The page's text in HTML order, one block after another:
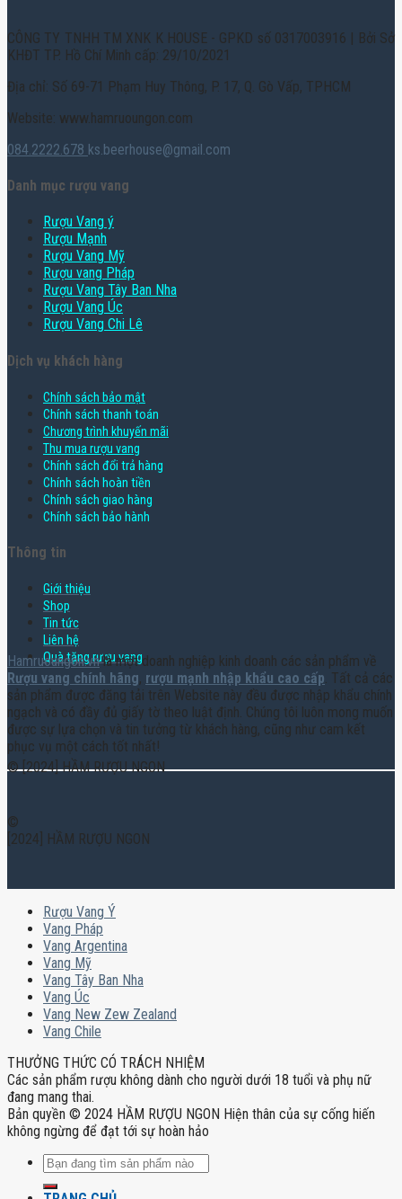
CÔNG TY TNHH TM XNK K HOUSE - GPKD số 0317003916 | Bởi Sở
KHĐT TP. Hồ Chí Minh cấp: 29/10/2021
Địa chỉ: Số 69-71 Phạm Huy Thông, P. 17, Q. Gò Vấp, TPHCM
Website: www.hamruoungon.com
084.2222.678 ks.beerhouse@gmail.com
Danh mục rượu vang
Rượu Vang ý
Rượu Mạnh
Rượu Vang Mỹ
Rượu vang Pháp
Rượu Vang Tây Ban Nha
Rượu Vang Úc
Rượu Vang Chi Lê
Dịch vụ khách hàng
Chính sách bảo mật
Chính sách thanh toán
Chương trình khuyến mãi
Thu mua rượu vang
Chính sách đổi trả hàng
Chính sách hoàn tiền
Chính sách giao hàng
Chính sách bảo hành
Thông tin
Giới thiệu
Shop
Tin tức
Liên hệ
Quà tặng rượu vang
Hamruoungon.vnlà một doanh nghiệp kinh doanh các sản phẩm về
Rượu vang chính hãng, rượu mạnh nhập khẩu cao cấp. Tất cả các
sản phẩm được đăng tải trên Website này đều được nhập khẩu chính
ngạch và có đầy đủ giấy tờ theo luật định. Chúng tôi luôn mong muốn
được sự lựa chọn và tin tưởng từ khách hàng, cũng như cam kết
phục vụ một cách tốt nhất!
© [2024] HẦM RƯỢU NGON
©
[2024] HẦM RƯỢU NGON
Rượu Vang Ý
Vang Pháp
Vang Argentina
Vang Mỹ
Vang Tây Ban Nha
Vang Úc
Vang New Zew Zealand
Vang Chile
THƯỞNG THỨC CÓ TRÁCH NHIỆM
Các sản phẩm rượu không dành cho người dưới 18 tuổi và phụ nữ
đang mang thai.
Bản quyền © 2024 HẦM RƯỢU NGON Hiện thân của sự cống hiến
không ngừng để đạt tới sự hoàn hảo
Tìm